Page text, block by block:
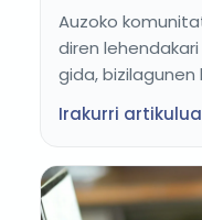
Auzoko
diren
gida, bizilagunen
Irakurri artikulua